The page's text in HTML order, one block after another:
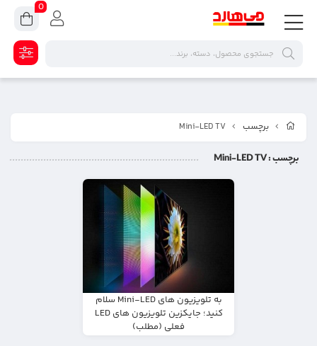
برچسب Mini-LED TV
برچسب: Mini-LED TV
به تلویزیون های Mini-LED سلام
کنید؛ جایکزین تلویزیون های LED
فعلی (مطلب)
0